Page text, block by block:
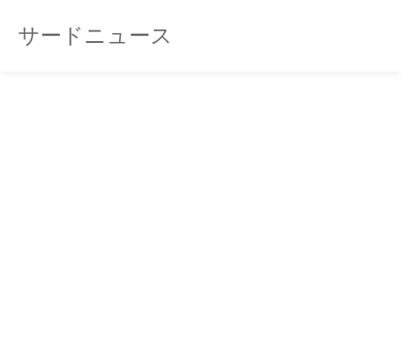
サードニュース